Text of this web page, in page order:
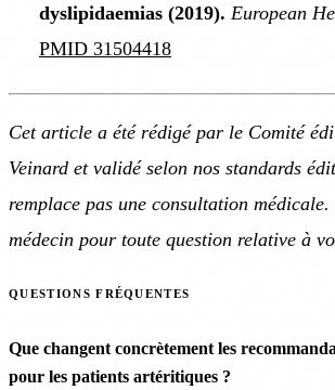
dyslipidaemias (2019). European
PMID 31504418
Cet article a été rédigé par le Comité
Veinard et validé selon nos standards
remplace pas une consultation
médecin pour toute question relative à
QUESTIONS FRÉQUENTES
Que changent concrètement les
pour les patients artéritiques ?